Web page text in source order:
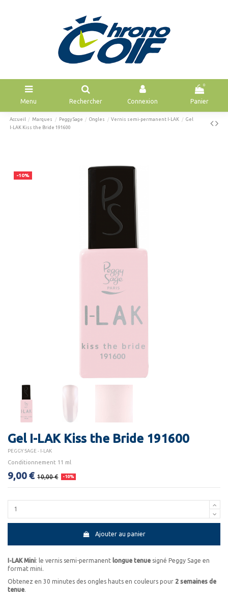
Menu Rechercher Connexion
0
Panier
Accueil Marques Peggy Sage Ongles Vernis semi-permanent I-LAK
Gel
I-LAK Kiss the Bride 191600
-10%
Gel I-LAK Kiss the Bride 191600
PEGGY SAGE - I-LAK
Conditionnement 11 ml
9,00 € 10,00 € -10%
Ajouter au panier
I-LAK Mini: le vernis semi-permanent longue tenue signé Peggy Sage en
format mini.
Obtenez en 30 minutes des ongles hauts en couleurs pour 2 semaines de
tenue.